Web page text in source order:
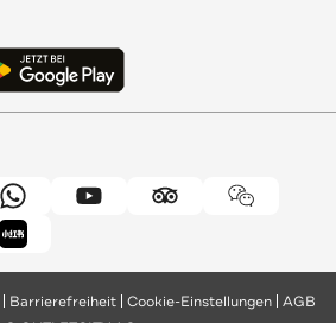
Barrierefreiheit Cookie-Einstellungen AGB